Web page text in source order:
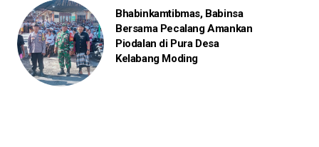
Bhabinkamtibmas, Babinsa
Bersama Pecalang Amankan
Piodalan di Pura Desa
Kelabang Moding